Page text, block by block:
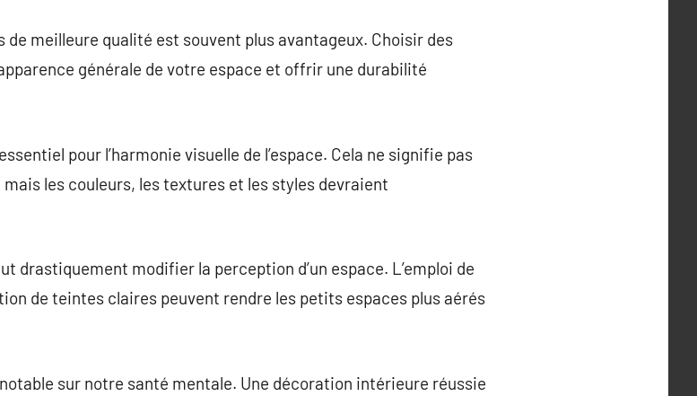
meilleure qualité est souvent plus avantageux. Choisir des
générale de votre espace et offrir une durabilité
pour l’harmonie visuelle de l’espace. Cela ne signifie pas
les couleurs, les textures et les styles devraient
drastiquement modifier la perception d’un espace. L’emploi de
de teintes claires peuvent rendre les petits espaces plus aérés
sur notre santé mentale. Une décoration intérieure réussie